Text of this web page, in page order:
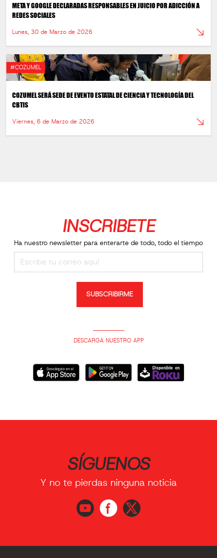
META Y GOOGLE DECLARADAS RESPONSABLES EN JUICIO POR ADICCIÓN A
REDES SOCIALES
Lunes, 30 de Marzo de 2026
#COZUMEL
COZUMEL SERÁ SEDE DE EVENTO ESTATAL DE CIENCIA Y TECNOLOGÍA DEL
CBTIS
Viernes, 6 de Marzo de 2026
INSCRIBETE
Ha nuestro newsletter para enterarte de todo, todo el tiempo
SUBSCRIBIRME
DESCARGA NUESTRO APP
SÍGUENOS
Y no te pierdas ninguna noticia